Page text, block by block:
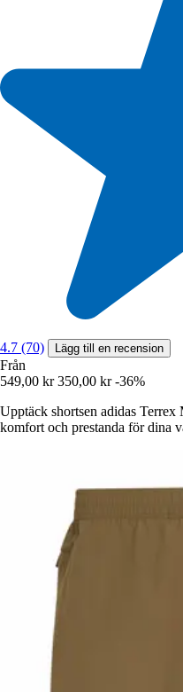
4.7 (70) Lägg till en recension
Från
549,00 kr 350,00 kr -36%
Upptäck shortsen adidas
komfort och prestanda för dina